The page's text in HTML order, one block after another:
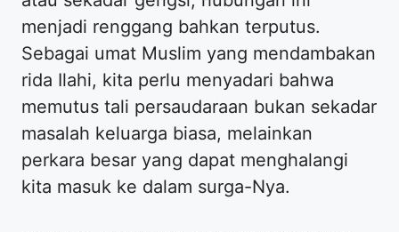
menjadi renggang bahkan terputus.
Sebagai umat Muslim yang mendambakan
rida Ilahi, kita perlu menyadari bahwa
memutus tali persaudaraan bukan sekadar
masalah keluarga biasa, melainkan
perkara besar yang dapat menghalangi
kita masuk ke dalam surga-Nya.